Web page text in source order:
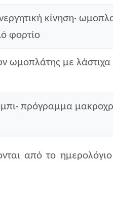
κίνηση·
φορτίο
ωμοπλάτης με λάστιχα
πρόγραμμα
από το